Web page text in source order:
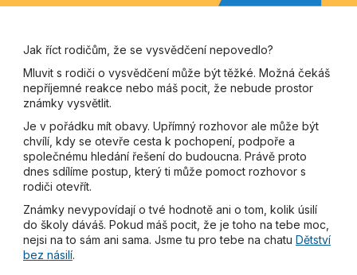
Jak říct rodičům, že se vysvědčení nepovedlo?
Mluvit s rodiči o vysvědčení může být těžké. Možná čekáš
nepříjemné reakce nebo máš pocit, že nebude prostor
známky vysvětlit.
Je v pořádku mít obavy. Upřímný rozhovor ale může být
chvílí, kdy se otevře cesta k pochopení, podpoře a
společnému hledání řešení do budoucna. Právě proto
dnes sdílíme postup, který ti může pomoct rozhovor s
rodiči otevřít.
Známky nevypovídají o tvé hodnotě ani o tom, kolik úsilí
do školy dáváš. Pokud máš pocit, že je toho na tebe moc,
nejsi na to sám ani sama. Jsme tu pro tebe na chatu Dětství
bez násilí.